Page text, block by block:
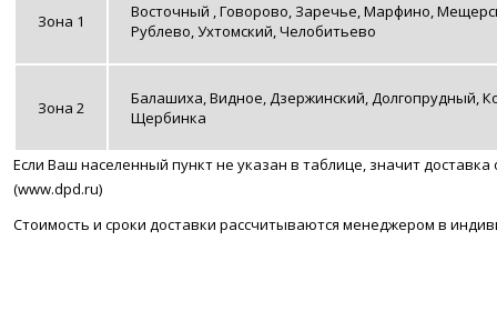
Зона 1
Восточный , Говорово, Заречье, Марфино,
Рублево, Ухтомский, Челобитьево
Зона 2
Балашиха, Видное, Дзержинский, Долгопрудный,
Щербинка
Если Ваш населенный пункт не указан в таблице, значит
(www.dpd.ru)
Стоимость и сроки доставки рассчитываются менеджером в